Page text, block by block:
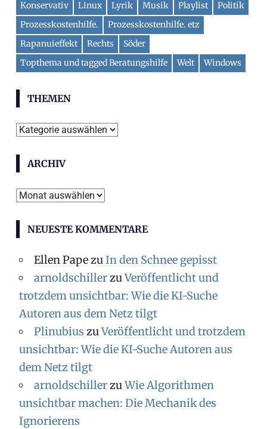
Konservativ Linux Lyrik Musik Playlist
Politik
Prozesskostenhilfe.
Prozesskostenhilfe. etz
Rapanuieffekt
Rechts
Söder
Topthema und tagged Beratungshilfe
Welt Windows
THEMEN
Themen
ARCHIV
Archiv
NEUESTE KOMMENTARE
Ellen PapezuIn den Schnee gepisst
arnoldschillerzuVeröffentlicht und
trotzdem unsichtbar: Wie die KI-Suche
Autoren aus dem Netz tilgt
Plinubius zuVeröffentlicht und trotzdem
unsichtbar: Wie die KI-Suche Autoren aus
dem Netz tilgt
arnoldschillerzuWie Algorithmen
unsichtbar machen: Die Mechanik des
Ignorierens